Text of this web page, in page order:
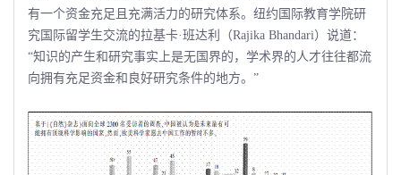
有一个资金充足且充满活力的研究体系。纽约国际教育学院研
究国际留学生交流的拉基卡·班达利（Rajika Bhandari）说道：
“知识的产生和研究事实上是无国界的，学术界的人才往往都流
向拥有充足资金和良好研究条件的地方。”